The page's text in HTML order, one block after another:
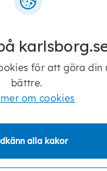
har betydelse
ditt
ärendet
för att göra din
bättre.
om cookies
alla kakor